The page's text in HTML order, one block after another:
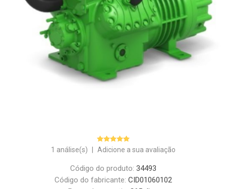
1 análise(s) Adicione a sua avaliação
Código do produto: 34493
Código do fabricante: CID01060102